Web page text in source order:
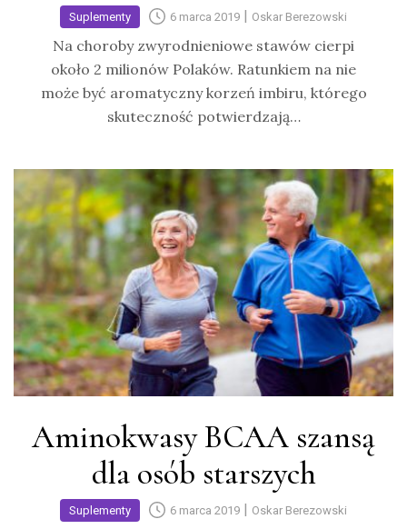
Suplementy 6 marca 2019 | Oskar Berezowski
Na choroby zwyrodnieniowe stawów cierpi
około 2 milionów Polaków. Ratunkiem na nie
może być aromatyczny korzeń imbiru, którego
skuteczność potwierdzają…
Aminokwasy BCAA szansą
dla osób starszych
Suplementy 6 marca 2019 | Oskar Berezowski